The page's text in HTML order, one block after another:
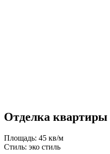
Отделка квартиры
Площадь: 45 кв/м
Стиль: эко стиль